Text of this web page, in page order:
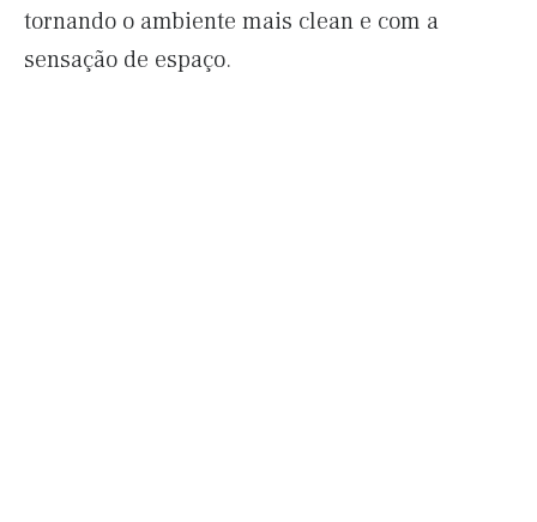
tornando o ambiente mais clean e com a
sensação de espaço.